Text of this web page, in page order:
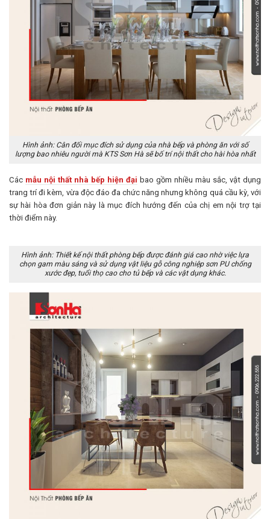
Hình ảnh: Cân đối mục đích sử dụng của nhà bếp và phòng ăn với số
lượng bao nhiêu người mà KTS Sơn Hà sẽ bố trí nội thất cho hài hòa nhất
Các mẫu nội thất nhà bếp hiện đại bao gồm nhiều màu sắc, vật dụng
trang trí đi kèm, vừa độc đáo đa chức năng nhưng không quá cầu kỳ, với
sự hài hòa đơn giản này là mục đích hướng đến của chị em nội trợ tại
thời điểm này.
Hình ảnh: Thiết kế nội thất phòng bếp được đánh giá cao nhờ việc lựa
chọn gam màu sáng và sử dụng vật liệu gỗ công nghiệp sơn PU chống
xước đẹp, tuổi thọ cao cho tủ bếp và các vật dụng khác.